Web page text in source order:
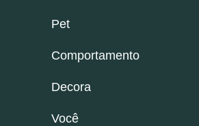
Pet
Comportamento
Decora
Você